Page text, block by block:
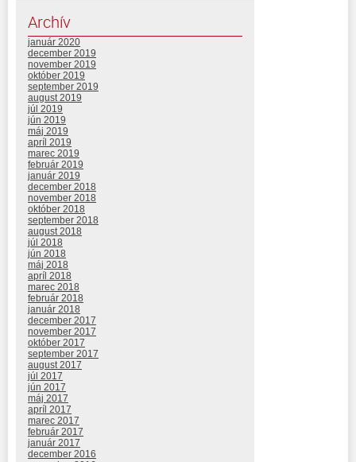
Archív
január 2020
december 2019
november 2019
október 2019
september 2019
august 2019
júl 2019
jún 2019
máj 2019
apríl 2019
marec 2019
február 2019
január 2019
december 2018
november 2018
október 2018
september 2018
august 2018
júl 2018
jún 2018
máj 2018
apríl 2018
marec 2018
február 2018
január 2018
december 2017
november 2017
október 2017
september 2017
august 2017
júl 2017
jún 2017
máj 2017
apríl 2017
marec 2017
február 2017
január 2017
december 2016